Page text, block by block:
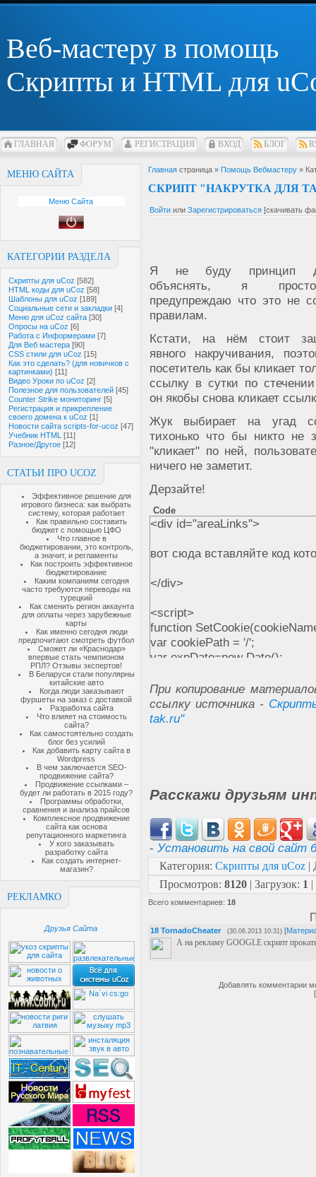
Веб-мастеру в помощь
Скрипты и HTML для
ГЛАВНАЯ ФОРУМ РЕГИСТРАЦИЯ ВХОД БЛОГ
МЕНЮ САЙТА
Меню Сайта
КАТЕГОРИИ РАЗДЕЛА
Скрипты для uCoz [582]
HTML коды для uCoz [58]
Шаблоны для uCoz [189]
Социальные сети и закладки [4]
Меню для uCoz сайта [30]
Опросы на uCoz [6]
Работа с Информерами [7]
Для Веб мастера [90]
CSS стили для uCoz [15]
Как это сделать? (для новичков с
картинками) [11]
Видео Уроки по uCoz [2]
Полезное для пользователей [45]
Counter Strike мониторинг [5]
Регистрация и прикрепление
своего домена к uCoz [1]
Новости сайта scripts-for-ucoz [47]
Учебник HTML [11]
Разное/Другое [12]
СТАТЬИ ПРО UCOZ
Эффективное решение для
игрового бизнеса: как выбрать
систему, которая работает
Как правильно составить
бюджет с помощью ЦФО
Что главное в
бюджетировании, это контроль,
а значит, и регламенты
Как построить эффективное
бюджетирование
Каким компаниям сегодня
часто требуются переводы на
турецкий
Как сменить регион аккаунта
для оплаты через зарубежные
карты
Как именно сегодня люди
предпочитают смотреть футбол
Сможет ли «Краснодар»
впервые стать чемпионом
РПЛ? Отзывы экспертов!
В Беларуси стали популярны
китайские авто
Когда люди заказывают
фуршеты на заказ с доставкой
Разработка сайта
Что влияет на стоимость
сайта?
Как самостоятельно создать
блог без усилий
Как добавить карту сайта в
Wordpress
В чем заключается SEO-
продвижение сайта?
Продвижение ссылками –
будет ли работать в 2015 году?
Программы обработки,
сравнения и анализа прайсов
Комплексное продвижение
сайта как основа
репутационного маркетинга
У кого заказывать
разработку сайта
Как создать интернет-
магазин?
РЕКЛАМКО
Друзья Сайта
Главная страница » Помощь Вебмастеру »
СКРИПТ "НАКРУТКА ДЛЯ
Войти или Зарегистрироваться [скачивать
Я не буду принцип
объяснять, я
предупреждаю что это не
правилам.
Кстати, на нём стоит
явного накручивания,
посетитель как бы кликает
ссылку в сутки по
он якобы снова кликает
Жук выбирает на угад
тихонько что бы никто не
"кликает" по ней,
ничего не заметит.
Дерзайте!
Code
<div id="areaLinks">
вот сюда вставляйте код
</div>
<script>
function
var cookiePath = '/';
var expDate=new Date();
var
}
var i=0
while(i<ourCookie.length){
if(Cookie.charAt(0)==" ")
Cookie=Cookie.substring(1)
if(Cookie==cookieName){
return
}
i++
}
return ""
При копирование
ссылку источника -
tak.ru"
Расскажи друзьям
- Установить на свой сайт
Категория: Скрипты для uCoz |
Просмотров: 8120 | Загрузок: 1 |
Всего комментариев: 18
18 TornadoCheater (30.06.2013 10:31) [
А на рекламу GOOGLE скрипт
Добавлять комментарии